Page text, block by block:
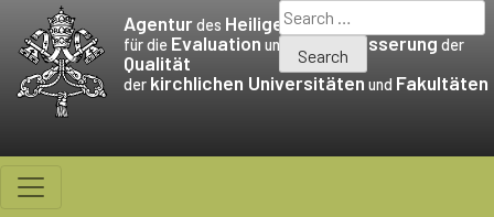
content
Agenturdes Heiligen Stuhls
für die Evaluation und die Verbesserungder
Qualität
der kirchlichen Universitäten und Fakultäten
Search
for: